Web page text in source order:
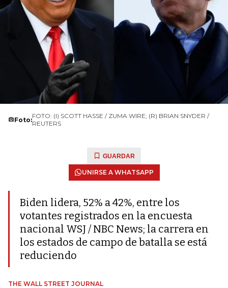
Foto:FOTO: (I) SCOTT HASSE / ZUMA WIRE; (R) BRIAN SNYDER /
REUTERS
GUARDAR
UNIRSE A WHATSAPP
Biden lidera, 52% a 42%, entre los
votantes registrados en la encuesta
nacional WSJ / NBC News; la carrera en
los estados de campo de batalla se está
reduciendo
THE WALL STREET JOURNAL